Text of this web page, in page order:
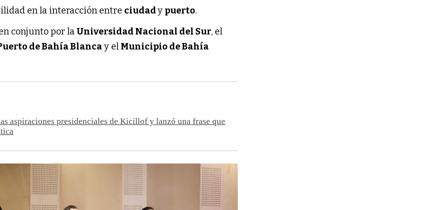
en la interacción entre ciudady puerto.
conjunto por laUniversidad Nacional del Sur, el
de Bahía Blancay el Municipio de Bahía
aspiraciones presidenciales de Kicillof y lanzó una frase que